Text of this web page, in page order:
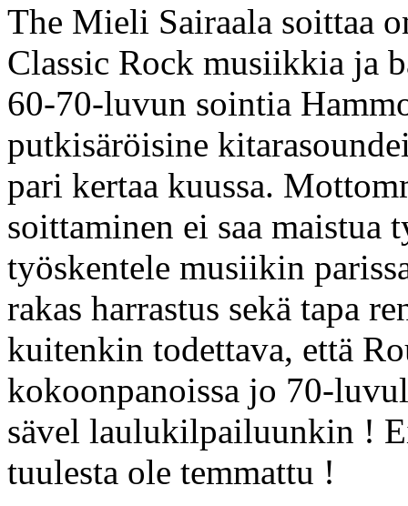
The Mieli Sairaala soittaa
Classic Rock musiikkia ja
60-70-luvun sointia
putkisäröisine
pari kertaa kuussa.
soittaminen ei saa
työskentele musiikin
rakas harrastus sekä tapa
kuitenkin todettava, että
kokoonpanoissa jo 70-
sävel laulukilpailuunkin !
tuulesta ole temmattu !